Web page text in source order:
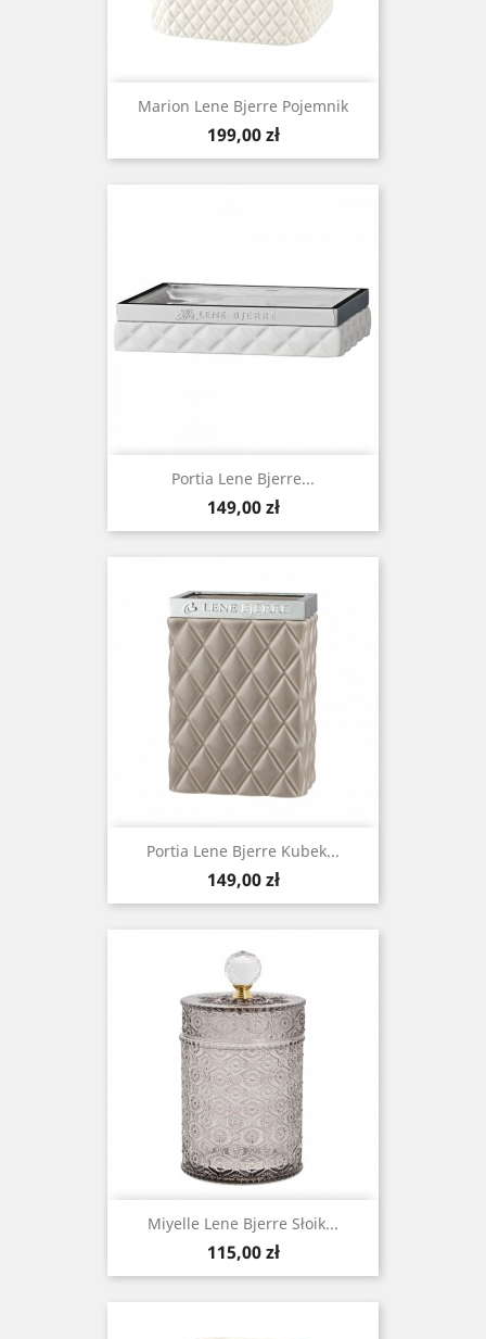
Marion Lene Bjerre Pojemnik
Cena
199,00 zł
Portia Lene Bjerre...
Cena
149,00 zł
Portia Lene Bjerre Kubek...
Cena
149,00 zł
Miyelle Lene Bjerre Słoik...
Cena
115,00 zł